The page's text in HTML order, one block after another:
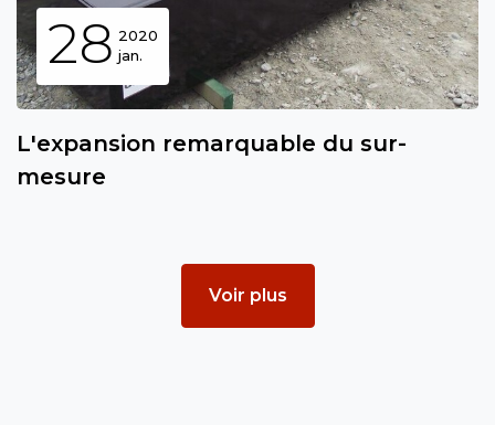
28 2020
jan.
L'expansion remarquable du sur-
mesure
Voir plus